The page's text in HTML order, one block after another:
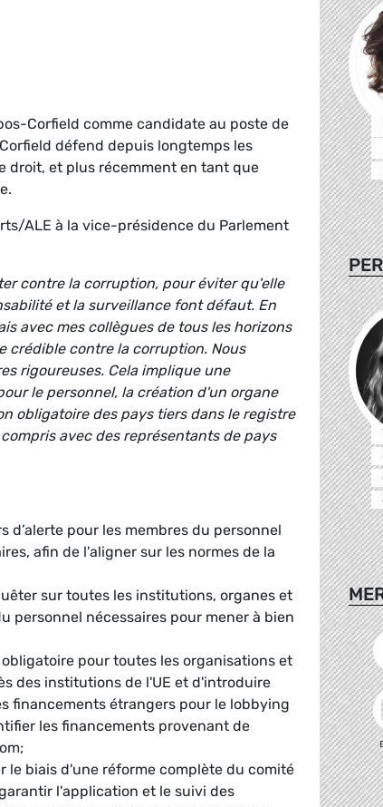
Corfield comme candidate au poste de
défend depuis longtemps les
droit, et plus récemment en tant que
ALE à la vice-présidence du Parlement
contre la corruption, pour éviter qu'elle
et la surveillance font défaut. En
avec mes collègues de tous les horizons
crédible contre la corruption. Nous
rigoureuses. Cela implique une
le personnel, la création d'un organe
obligatoire des pays tiers dans le registre
avec des représentants de pays
pour les membres du personnel
afin de l'aligner sur les normes de la
sur toutes les institutions, organes et
personnel nécessaires pour mener à bien
pour toutes les organisations et
des institutions de l'UE et d'introduire
financements étrangers pour le lobbying
les financements provenant de
le biais d'une réforme complète du comité
l'application et le suivi des